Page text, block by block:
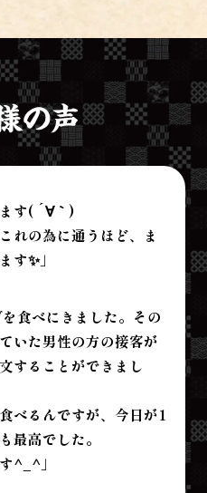
す( ´∀｀)
れの為に通うほど、ま
す✨」
食べにきました。その
いた男性の方の接客が
することができまし
べるんですが、今日が1
最高でした。
^_^」